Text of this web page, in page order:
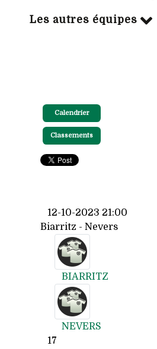
Les autres équipes
Calendrier
Classements
12-10-2023 21:00
Biarritz - Nevers
BIARRITZ
NEVERS
17